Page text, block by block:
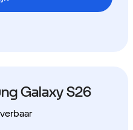
Galaxy S26